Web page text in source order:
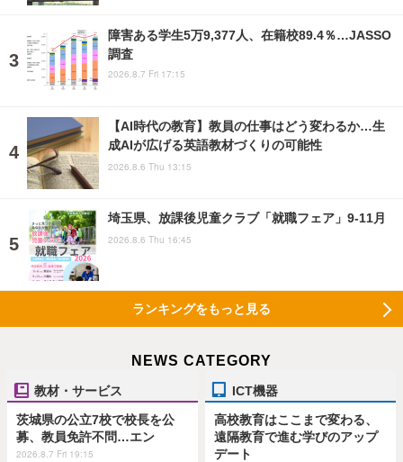
障害ある学生5万9,377人、在籍校89.4％…JASSO
調査
2026.8.7 Fri 17:15
【AI時代の教育】教員の仕事はどう変わるか…生
成AIが広げる英語教材づくりの可能性
2026.8.6 Thu 13:15
埼玉県、放課後児童クラブ「就職フェア」9-11月
2026.8.6 Thu 16:45
ランキングをもっと見る
NEWS CATEGORY
教材・サービス
茨城県の公立7校で校長を公
募、教員免許不問…エン
2026.8.7 Fri 19:15
ICT機器
高校教育はここまで変わる、
遠隔教育で進む学びのアップ
デート